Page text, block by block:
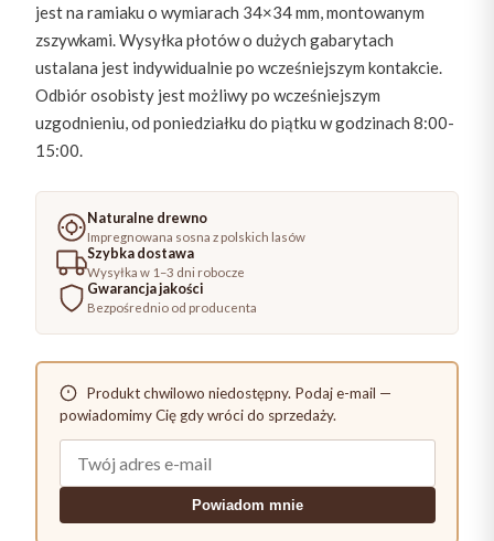
jest na ramiaku o wymiarach 34×34 mm, montowanym
zszywkami. Wysyłka płotów o dużych gabarytach
ustalana jest indywidualnie po wcześniejszym kontakcie.
Odbiór osobisty jest możliwy po wcześniejszym
uzgodnieniu, od poniedziałku do piątku w godzinach 8:00-
15:00.
Naturalne drewno
Impregnowana sosna z polskich lasów
Szybka dostawa
Wysyłka w 1–3 dni robocze
Gwarancja jakości
Bezpośrednio od producenta
Produkt chwilowo niedostępny. Podaj e-mail —
powiadomimy Cię gdy wróci do sprzedaży.
Powiadom mnie